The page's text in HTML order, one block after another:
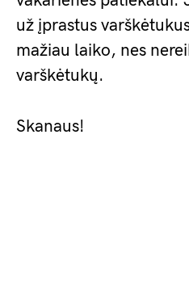
už įprastus
mažiau laiko, nes
varškėtukų.
Skanaus!